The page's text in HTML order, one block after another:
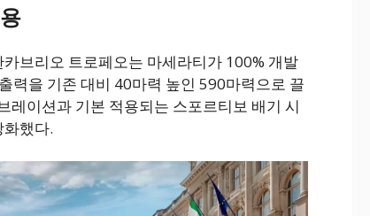
브리오 트로페오는 마세라티가 100% 개발
력을 기존 대비 40마력 높인 590마력으로 끌
레이션과 기본 적용되는 스포르티보 배기 시
했다.